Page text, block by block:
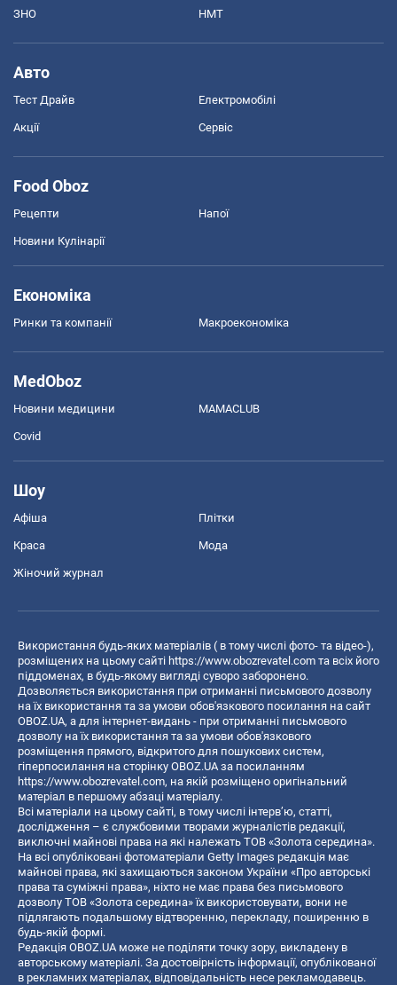
ЗНО НМТ
Авто
Тест Драйв Електромобілі
Акції Сервіс
Food Oboz
Рецепти Напої
Новини Кулінарії
Економіка
Ринки та компанії Макроекономіка
MedOboz
Новини медицини MAMACLUB
Covid
Шоу
Афіша Плітки
Краса Мода
Жіночий журнал
Використання будь-яких матеріалів ( в тому числі фото- та відео-),
розміщених на цьому сайті https://www.obozrevatel.com та всіх його
піддоменах, в будь-якому вигляді суворо заборонено.
Дозволяється використання при отриманні письмового дозволу
на їх використання та за умови обов'язкового посилання на сайт
OBOZ.UA, а для інтернет-видань - при отриманні письмового
дозволу на їх використання та за умови обов'язкового
розміщення прямого, відкритого для пошукових систем,
гіперпосилання на сторінку OBOZ.UA за посиланням
https://www.obozrevatel.com, на якій розміщено оригінальний
матеріал в першому абзаці матеріалу.
Всі матеріали на цьому сайті, в тому числі інтерв’ю, статті,
дослідження – є службовими творами журналістів редакції,
виключні майнові права на які належать ТОВ «Золота середина».
На всі опубліковані фотоматеріали Getty Images редакція має
майнові права, які захищаються законом України «Про авторські
права та суміжні права», ніхто не має права без письмового
дозволу ТОВ «Золота середина» їх використовувати, вони не
підлягають подальшому відтворенню, перекладу, поширенню в
будь-якій формі.
Редакція OBOZ.UA може не поділяти точку зору, викладену в
авторському матеріалі. За достовірність інформації, опублікованої
в рекламних матеріалах, відповідальність несе рекламодавець.